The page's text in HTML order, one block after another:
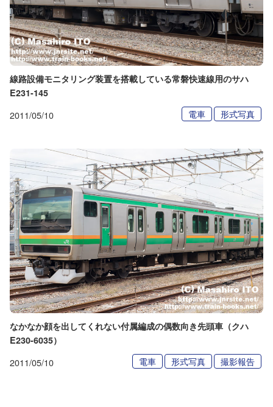
線路設備モニタリング装置を搭載している常磐快速線用のサハ
E231-145
2011/05/10 電車 形式写真
なかなか顔を出してくれない付属編成の偶数向き先頭車（クハ
E230-6035）
2011/05/10 電車 形式写真 撮影報告